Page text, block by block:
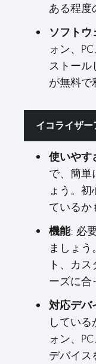
ある程度
ソフト
ォン、
ストール
が無料で
イコライザ
使いやす
で、簡単
ょう。
ているか
機能: 必
ましょ
ト、カ
ーズに合
対応デバ
してい
ォン、
デバイス